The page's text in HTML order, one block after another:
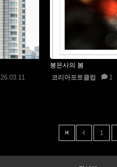
26.03.11
봉은사의 봄
코리아포토클럽
1
1